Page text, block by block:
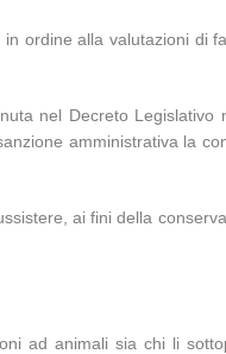
ordine alla valutazioni
nel Decreto
amministrativa la
ai fini della
ad animali sia chi li